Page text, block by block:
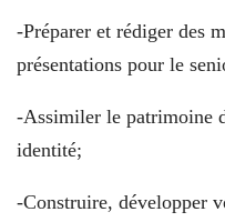
-Préparer et rédiger des
présentations pour le
-Assimiler le patrimoine
identité;
-Construire, développer